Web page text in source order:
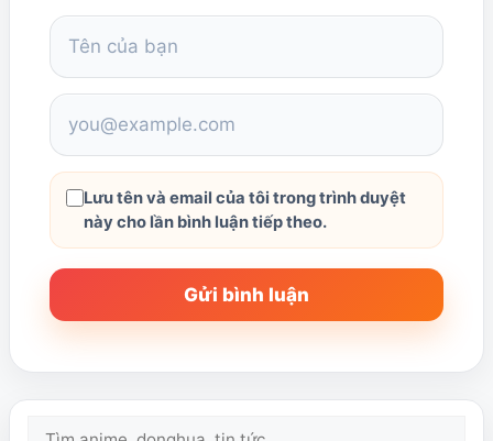
Lưu tên và email của tôi trong trình duyệt
này cho lần bình luận tiếp theo.
Tìm